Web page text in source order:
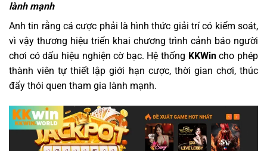
lành mạnh
Anh tin rằng cá cược phải là hình thức giải trí có kiểm soát,
vì vậy thương hiệu triển khai chương trình cảnh báo người
chơi có dấu hiệu nghiện cờ bạc. Hệ thống KKWincho phép
thành viên tự thiết lập giới hạn cược, thời gian chơi, thúc
đẩy thói quen tham gia lành mạnh.